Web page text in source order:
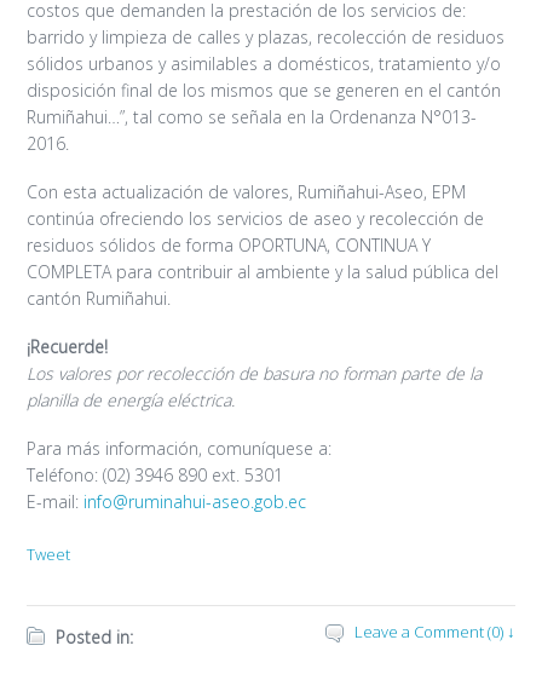
costos que demanden la prestación de los servicios de:
barrido y limpieza de calles y plazas, recolección de residuos
sólidos urbanos y asimilables a domésticos, tratamiento y/o
disposición final de los mismos que se generen en el cantón
Rumiñahui…”, tal como se señala en la Ordenanza N°013-
2016.
Con esta actualización de valores, Rumiñahui-Aseo, EPM
continúa ofreciendo los servicios de aseo y recolección de
residuos sólidos de forma OPORTUNA, CONTINUA Y
COMPLETA para contribuir al ambiente y la salud pública del
cantón Rumiñahui.
¡Recuerde!
Los valores por recolección de basura no forman parte de la
planilla de energía eléctrica.
Para más información, comuníquese a:
Teléfono: (02) 3946 890 ext. 5301
E-mail: info@ruminahui-aseo.gob.ec
Tweet
Posted in: Leave a Comment (0) ↓